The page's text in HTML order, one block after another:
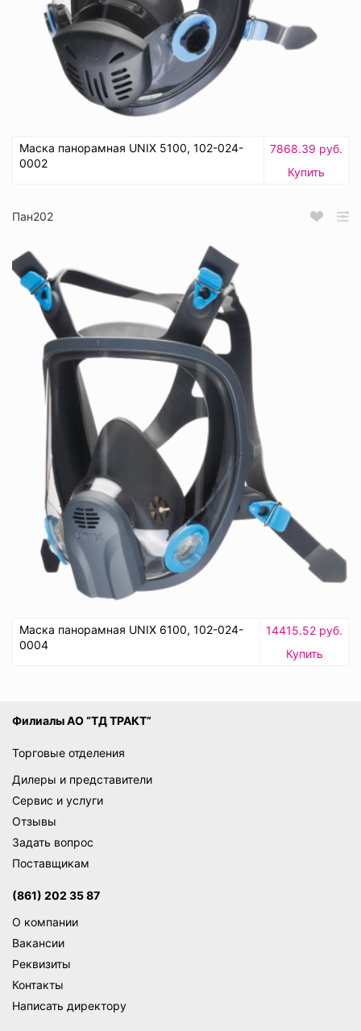
Маска панорамная UNIX 5100, 102-024-
0002
7868.39 руб.
Купить
Пан202
Маска панорамная UNIX 6100, 102-024-
0004
14415.52 руб.
Купить
Филиалы АО “ТД ТРАКТ”
Торговые отделения
Дилеры и представители
Сервис и услуги
Отзывы
Задать вопрос
Поставщикам
(861) 202 35 87
О компании
Вакансии
Реквизиты
Контакты
Написать директору